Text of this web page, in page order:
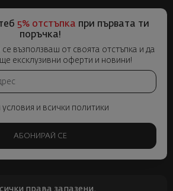
5% отстъпка при първата ти
поръчка!
възползваш от своята отстъпка и да
ексклузивни оферти и новини!
и всички политики
АБОНИРАЙ СЕ
права запазени.